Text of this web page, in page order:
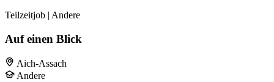
Teilzeitjob | Andere
Auf einen Blick
Aich-Assach
Andere